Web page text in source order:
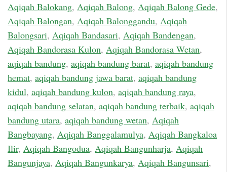
Aqiqah Balokang, Aqiqah Balong, Aqiqah Balong Gede,
Aqiqah Balongan, Aqiqah Balonggandu, Aqiqah
Balongsari, Aqiqah Bandasari, Aqiqah Bandengan,
Aqiqah Bandorasa Kulon, Aqiqah Bandorasa Wetan,
aqiqah bandung, aqiqah bandung barat, aqiqah bandung
hemat, aqiqah bandung jawa barat, aqiqah bandung
kidul, aqiqah bandung kulon, aqiqah bandung raya,
aqiqah bandung selatan, aqiqah bandung terbaik, aqiqah
bandung utara, aqiqah bandung wetan, Aqiqah
Bangbayang, Aqiqah Banggalamulya, Aqiqah Bangkaloa
Ilir, Aqiqah Bangodua, Aqiqah Bangunharja, Aqiqah
Bangunjaya, Aqiqah Bangunkarya, Aqiqah Bangunsari,